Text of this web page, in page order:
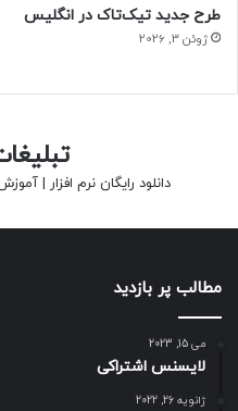
طرح جدید تیک‌تاک در انگلیس
ژوئن 3, 2026
دانلود رایگان نرم افزار |
مطالب پر بازدید
می 15, 2023
لایسنس اشتراکی
ژانویه 26, 2022